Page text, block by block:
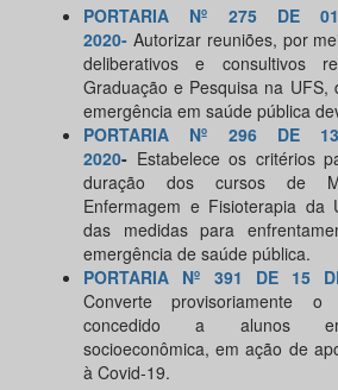
PORTARIA Nº 275 DE
2020- Autorizar reuniões, por
deliberativos e consultivos
Graduação e Pesquisa na UFS,
emergência em saúde pública
PORTARIA Nº 296 DE
2020- Estabelece os critérios
duração dos cursos de
Enfermagem e Fisioterapia da
das medidas para
emergência de saúde pública.
PORTARIA Nº 391 DE 15
Converte provisoriamente o
concedido a alunos em
socioeconômica, em ação de
à Covid-19.